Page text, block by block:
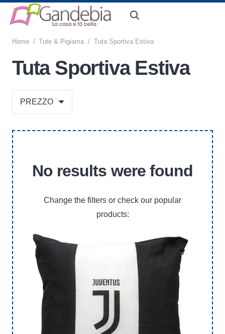
Home / Tute & Pigiama / Tuta Sportiva Estiva
Tuta Sportiva Estiva
PREZZO
No results were found
Change the filters or check our popular
products: